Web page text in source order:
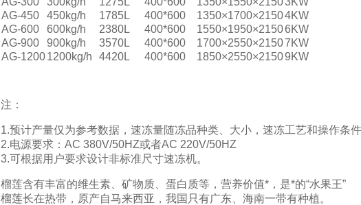
AG-450
450kg/h 1785L 400*600 1350×1700×21504KW
AG-600
600kg/h 2380L 400*600 1550×1950×21506KW
AG-900
900kg/h 3570L 400*600 1700×2550×21507KW
AG-12001200kg/h 4420L 400*600 1850×2550×21509KW
注：
1.预计产量仅为参考数据，速冻量随冻品种类、大小，速冻工艺和操作条件
2.电源要求：AC 380V/50HZ或者AC 220V/50HZ
3.可根据用户要求设计非标准尺寸速冻机。
榴莲含有丰富的维生素、矿物质、蛋白质等，营养价值*，是*的“水果王”
榴莲长在热带，原产自马来西亚，我国只有广东、海南一带有种植。